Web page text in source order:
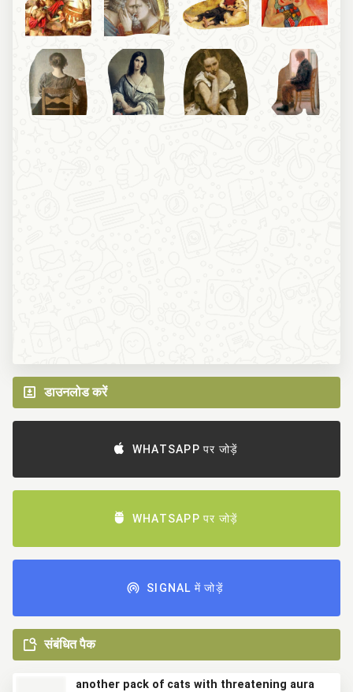
डाउनलोड करें
WHATSAPP पर जोड़ें
WHATSAPP पर जोड़ें
SIGNAL में जोड़ें
संबंधित पैक
another pack of cats with threatening aura